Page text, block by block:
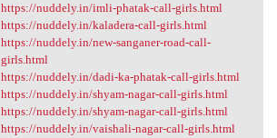
https://nuddely.in/imli-phatak-call-girls.html
https://nuddely.in/kaladera-call-girls.html
https://nuddely.in/new-sanganer-road-call-
girls.html
https://nuddely.in/dadi-ka-phatak-call-girls.html
https://nuddely.in/shyam-nagar-call-girls.html
https://nuddely.in/shyam-nagar-call-girls.html
https://nuddely.in/vaishali-nagar-call-girls.html